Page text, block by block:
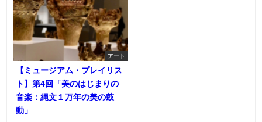
アート
【ミュージアム・プレイリス
ト】第4回「美のはじまりの
音楽：縄文１万年の美の鼓
動」